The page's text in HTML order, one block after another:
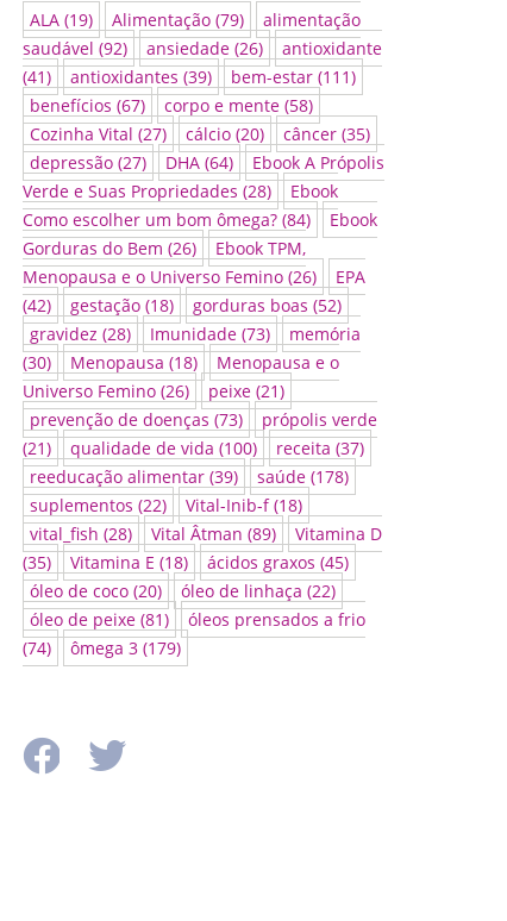
ALA(19) Alimentação(79)
alimentação
saudável (92) ansiedade(26)
antioxidante
(41)
antioxidantes (39) bem-estar(111)
benefícios (67) corpo e mente(58)
Cozinha Vital (27) cálcio(20) câncer(35)
depressão(27) DHA(64)
Ebook A Própolis
Verde e Suas Propriedades (28)
Ebook
Como escolher um bom ômega?(84)
Ebook
Gorduras do Bem (26)
Ebook TPM,
Menopausa e o Universo Femino(26)
EPA
(42)
gestação(18) gorduras boas (52)
gravidez (28) Imunidade(73)
memória
(30)
Menopausa (18)
Menopausa e o
Universo Femino(26) peixe(21)
prevenção de doenças (73)
própolis verde
(21)
qualidade de vida (100) receita (37)
reeducação alimentar(39) saúde(178)
suplementos (22) Vital-Inib-f(18)
vital_fish (28) Vital Âtman (89)
Vitamina D
(35)
Vitamina E (18) ácidos graxos (45)
óleo de coco(20) óleo de linhaça (22)
óleo de peixe(81)
óleos prensados a frio
(74)
ômega 3(179)